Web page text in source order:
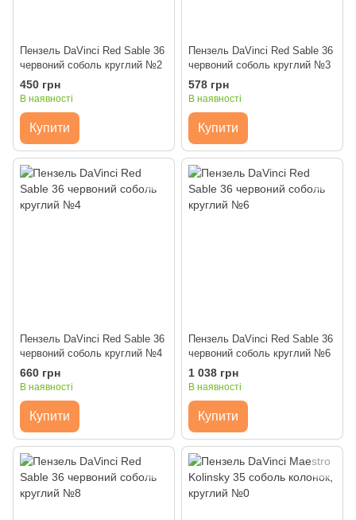
Пензель DaVinci Red Sable 36
червоний соболь круглий №2
450 грн
В наявності
Купити
Пензель DaVinci Red Sable 36
червоний соболь круглий №3
578 грн
В наявності
Купити
Пензель DaVinci Red Sable 36
червоний соболь круглий №4
660 грн
В наявності
Купити
Пензель DaVinci Red Sable 36
червоний соболь круглий №6
1 038 грн
В наявності
Купити